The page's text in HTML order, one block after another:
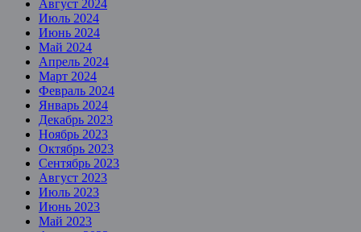
Август 2024
Июль 2024
Июнь 2024
Май 2024
Апрель 2024
Март 2024
Февраль 2024
Январь 2024
Декабрь 2023
Ноябрь 2023
Октябрь 2023
Сентябрь 2023
Август 2023
Июль 2023
Июнь 2023
Май 2023